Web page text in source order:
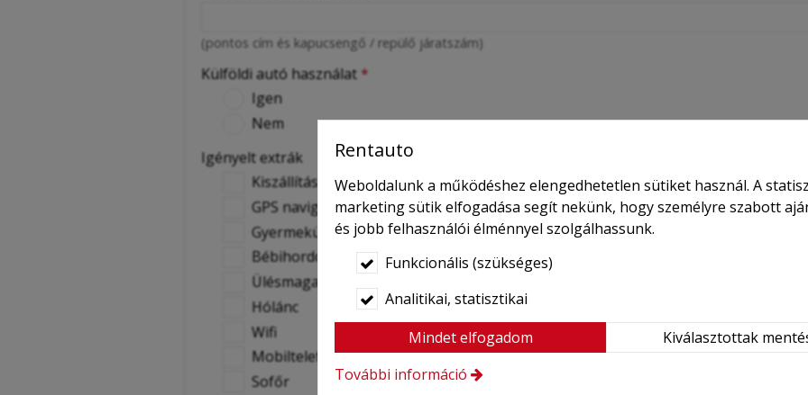
(pontos cím és kapucsengő / repülő járatszám)
Külföldi autó használat *
Igen
Nem
Igényelt extrák
Kiszállítás
GPS navigáció
Gyermekülés
Bébihordozó
Ülésmagasító
Hólánc
Wifi
Mobiltelefon
Sofőr
Rentauto
Weboldalunk a működéshez elengedhetetlen sütiket használ. A
marketing sütik elfogadása segít nekünk, hogy személyre szabott
és jobb felhasználói élménnyel szolgálhassunk.
Funkcionális (szükséges)
Analitikai, statisztikai
Mindet elfogadom
Kiválasztottak
További információ